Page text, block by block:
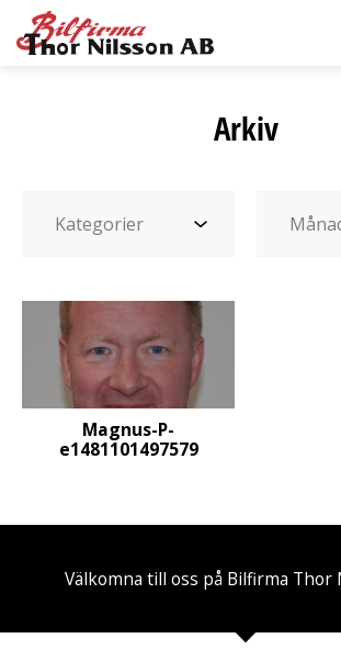
Arkiv
Magnus-P-
e1481101497579
Välkomna till oss på Bilfirma Thor